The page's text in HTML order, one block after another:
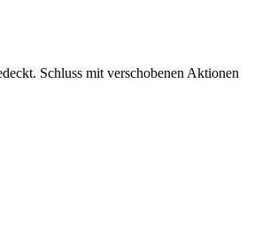
Schluss mit verschobenen Aktionen